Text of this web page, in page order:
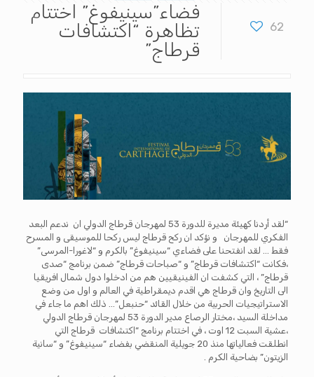
62
فضاء”سينيفوغ” اختتام
تظاهرة “اكتشافات
قرطاج”
“لقد أردنا كهيئة مديرة للدورة 53 لمهرجان قرطاج الدولي ان ندعم البعد
الفكري للمهرجان و نؤكد ان ركح قرطاج ليس ركحا للموسيقى و المسرح
فقط … لقد انفتحنا على فضاءي “سينيفوغ” بالكرم و “لاغورا-المرسى”
،فكانت “اكتشافات قرطاج” و “صباحات قرطاج” ضمن برنامج “صدى
قرطاج” ، التي كشفت ان الفينيقيين هم من ادخلوا دول شمال افريقيا
الى التاريخ وان قرطاج هي اقدم ديمقراطية في العالم و اول من وضع
الاستراتيجيات الحربية من خلال القائد “حنبعل”… ذلك اهم ما جاء في
مداخلة السيد ،مختار الرصاع مدير الدورة 53 لمهرجان قرطاج الدولي
،عشية السبت 12 اوت ، في اختتام برنامج “اكتشافات قرطاج التي
انطلقت فعالياتها منذ 20 جويلية المنقضي بفضاء “سينيفوغ” و “سانية
الزيتون” بضاحية الكرم .